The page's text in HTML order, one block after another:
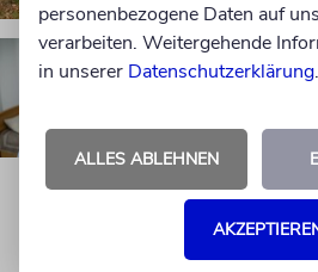
HOLOCAUST-
2 3
personenbezogene Daten auf
verarbeiten. Weitergehende
in unserer Datenschutzerklärung.
ALLES ABLEHNEN